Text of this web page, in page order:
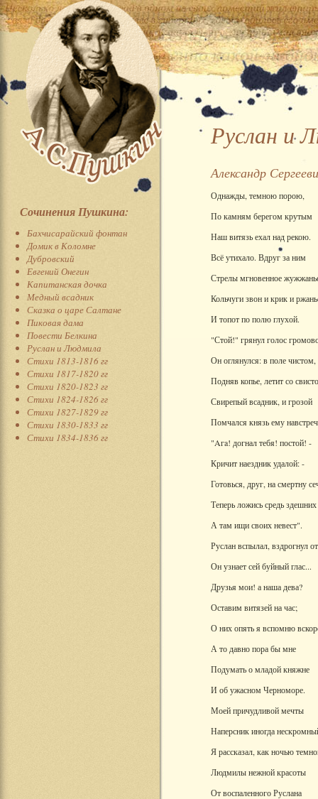
Сочинения Пушкина:
Бахчисарайский фонтан
Домик в Коломне
Дубровский
Евгений Онегин
Капитанская дочка
Медный всадник
Сказка о царе Салтане
Пиковая дама
Повести Белкина
Руслан и Людмила
Стихи 1813-1816 гг
Стихи 1817-1820 гг
Стихи 1820-1823 гг
Стихи 1824-1826 гг
Стихи 1827-1829 гг
Стихи 1830-1833 гг
Стихи 1834-1836 гг
Руслан и
Александр
Однажды, темною порою,
По камням берегом крутым
Наш витязь ехал над рекою.
Всё утихало. Вдруг за ним
Стрелы мгновенное
Кольчуги звон и крик и
И топот по полю глухой.
"Стой!" грянул голос
Он оглянулся: в поле чистом,
Подняв копье, летит со
Свирепый всадник, и грозой
Помчался князь ему
"Aгa! догнал тебя! постой! -
Кричит наездник удалой: -
Готовься, друг, на смертну
Теперь ложись средь
А там ищи своих невест".
Руслан вспылал, вздрогнул
Он узнает сей буйный глас...
Друзья мои! а наша дева?
Оставим витязей на час;
О них опять я вспомню
А то давно пора бы мне
Подумать о младой княжне
И об ужасном Черноморе.
Моей причудливой мечты
Наперсник иногда
Я рассказал, как ночью
Людмилы нежной красоты
От воспаленного Руслана